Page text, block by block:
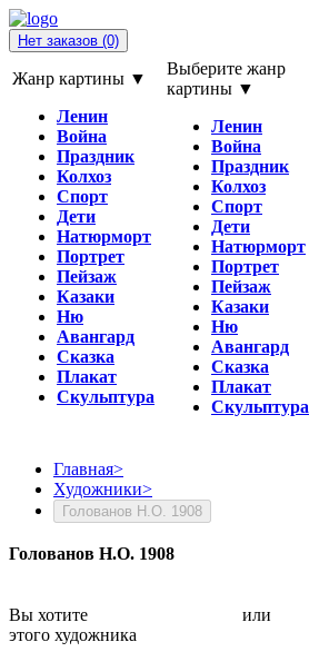
Нет заказов (0)
Жанр картины ▼
Ленин
Война
Праздник
Колхоз
Спорт
Дети
Натюрморт
Портрет
Пейзаж
Казаки
Ню
Авангард
Сказка
Плакат
Скульптура
Выберите жанр
картины ▼
Ленин
Война
Праздник
Колхоз
Спорт
Дети
Натюрморт
Портрет
Пейзаж
Казаки
Ню
Авангард
Сказка
Плакат
Скульптура
Главная>
Художники>
Голованов Н.О. 1908
Голованов Н.О. 1908
Вы хотите или
этого художника